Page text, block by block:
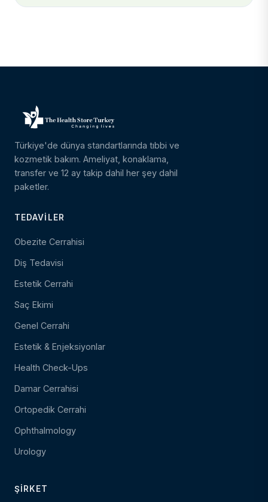
Türkiye'de dünya standartlarında tıbbi ve
kozmetik bakım. Ameliyat, konaklama,
transfer ve 12 ay takip dahil her şey dahil
paketler.
TEDAVILER
Obezite Cerrahisi
Diş Tedavisi
Estetik Cerrahi
Saç Ekimi
Genel Cerrahi
Estetik & Enjeksiyonlar
Health Check-Ups
Damar Cerrahisi
Ortopedik Cerrahi
Ophthalmology
Urology
ŞIRKET